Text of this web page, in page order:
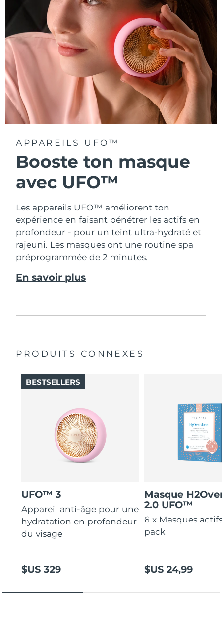
APPAREILS UFO™
Booste ton masque
avec UFO™
Les appareils UFO™ améliorent ton
expérience en faisant pénétrer les actifs en
profondeur - pour un teint ultra-hydraté et
rajeuni. Les masques ont une routine spa
préprogrammée de 2 minutes.
En savoir plus
PRODUITS CONNEXES
UFO™ 3
Appareil anti-âge pour une
hydratation en profondeur
du visage
$US 329
BESTSELLERS
Masque
2.0 UFO™
6 x Masques
pack
$US 24,99
Turquie Livraison estimée
Émirats arabes unis Livraison estimée9/8/26
Royaume-Uni Livraison estimée8/8/26
États-Unis Livraison estimée 9/8/26
Ouzbékistan Livraison estimée13/8/26